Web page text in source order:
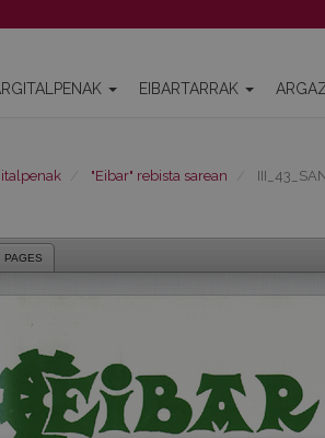
EIBARTARRAK
"Eibar" rebista sarean
PAGES